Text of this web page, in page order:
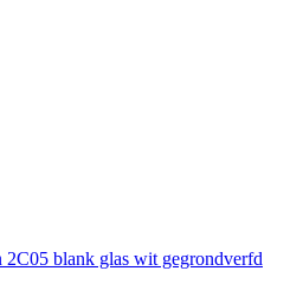
blank glas wit gegrondverfd